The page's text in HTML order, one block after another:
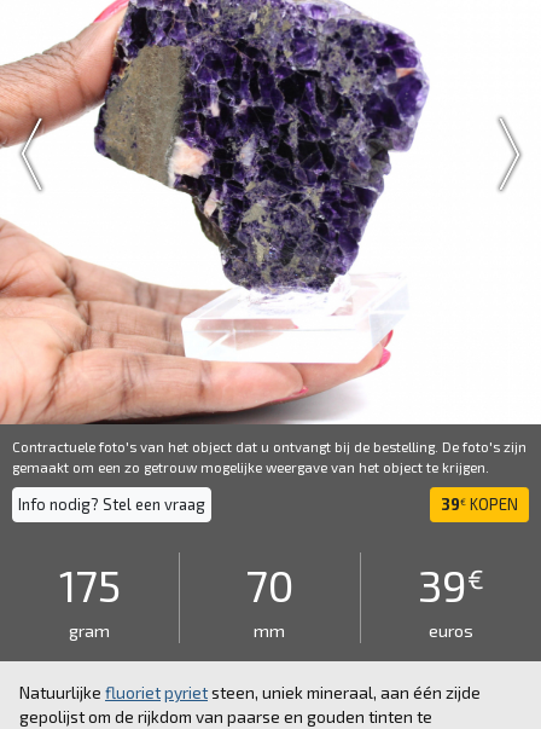
Contractuele foto's van het object dat u ontvangt bij de bestelling. De foto's zijn
gemaakt om een ​​zo getrouw mogelijke weergave van het object te krijgen.
Info nodig? Stel een vraag 39€ KOPEN
175
gram
70
mm
39€
euros
Natuurlijke fluorietpyrietsteen, uniek mineraal, aan één zijde
gepolijst om de rijkdom van paarse en gouden tinten te